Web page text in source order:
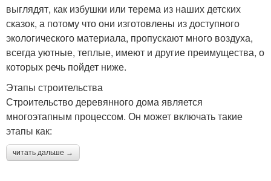
выглядят, как избушки или терема из наших детских
сказок, а потому что они изготовлены из доступного
экологического материала, пропускают много воздуха,
всегда уютные, теплые, имеют и другие преимущества, о
которых речь пойдет ниже.
Этапы строительства
Строительство деревянного дома является
многоэтапным процессом. Он может включать такие
этапы как:
читать дальше →